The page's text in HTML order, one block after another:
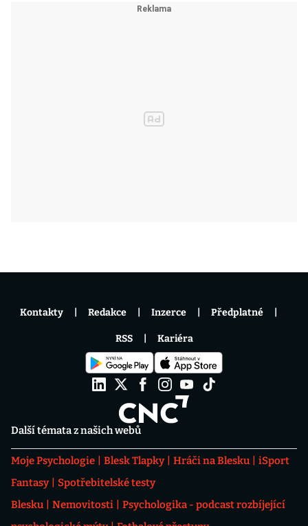
Další témata z našich webů
Moje Psychologie Blesk Tlapky Hráči na Blesku
iSport
Fantasy
Spotřebitelské testy
Blesku
Nemovitosti
Psychologika - podcast rozbíjející
Kontakty Redakce Inzerce Předplatné
RSS Kariéra